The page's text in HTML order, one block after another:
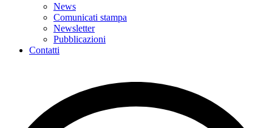
News
Comunicati stampa
Newsletter
Pubblicazioni
Contatti